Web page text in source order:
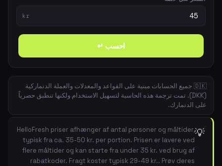
kr
احسب ↵
🇩🇰 جميع الحسابات مبنية على القواعد والمعدلات والعملة الدنماركية
(DKK). تمت ترجمة هذه الحاسبة لتسهيل الاستخدام ولكنها تنطبق حصرياً
على الدنمارك.
💡
HelloFresh priser afhænger af antal personer og måltider,
typisk fra ca. 35-50 kr. per portion. Prisen er lavere ved
flere måltider og kan starte fra under 35 kr. ved brug af
rabatkoder. Fragt koster typisk 29-49 kr.. Prøv deres